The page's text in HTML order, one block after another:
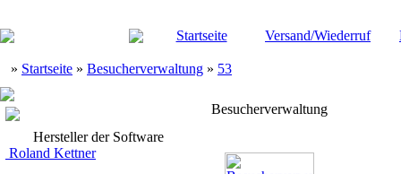
Startseite Versand/Wiederruf
» Startseite » Besucherverwaltung » 53
Hersteller der Software
Roland Kettner
Besucherverwaltung